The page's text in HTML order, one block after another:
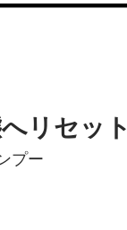
リセット
プー